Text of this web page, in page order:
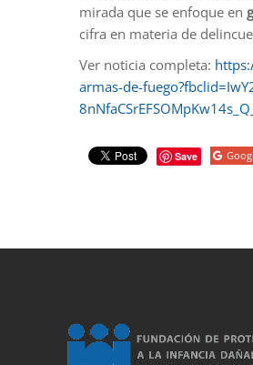
mirada que se enfoque en
cifra en materia de
Ver noticia completa:
armas-de-
Save